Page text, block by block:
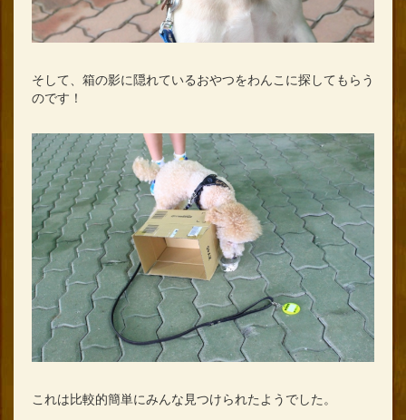
そして、箱の影に隠れているおやつをわんこに探してもらう
のです！
これは比較的簡単にみんな見つけられたようでした。